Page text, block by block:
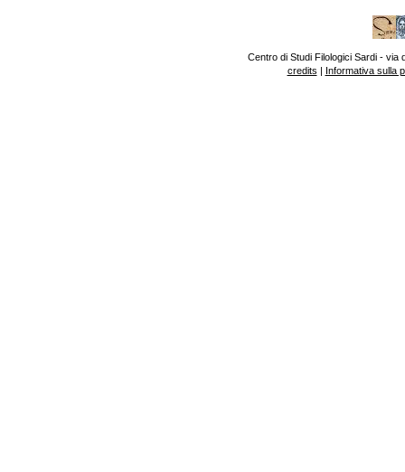
Centro di Studi Filologici Sardi - via
credits | Informativa sulla